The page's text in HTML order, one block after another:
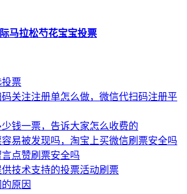
马拉松芍花宝宝投票
票
关注注册单怎么做，微信代扫码注册平
钱一票，告诉大家怎么收费的
易被发现吗，淘宝上买微信刷票安全吗
点赞刷票安全吗
供技术支持的投票活动刷票
原因